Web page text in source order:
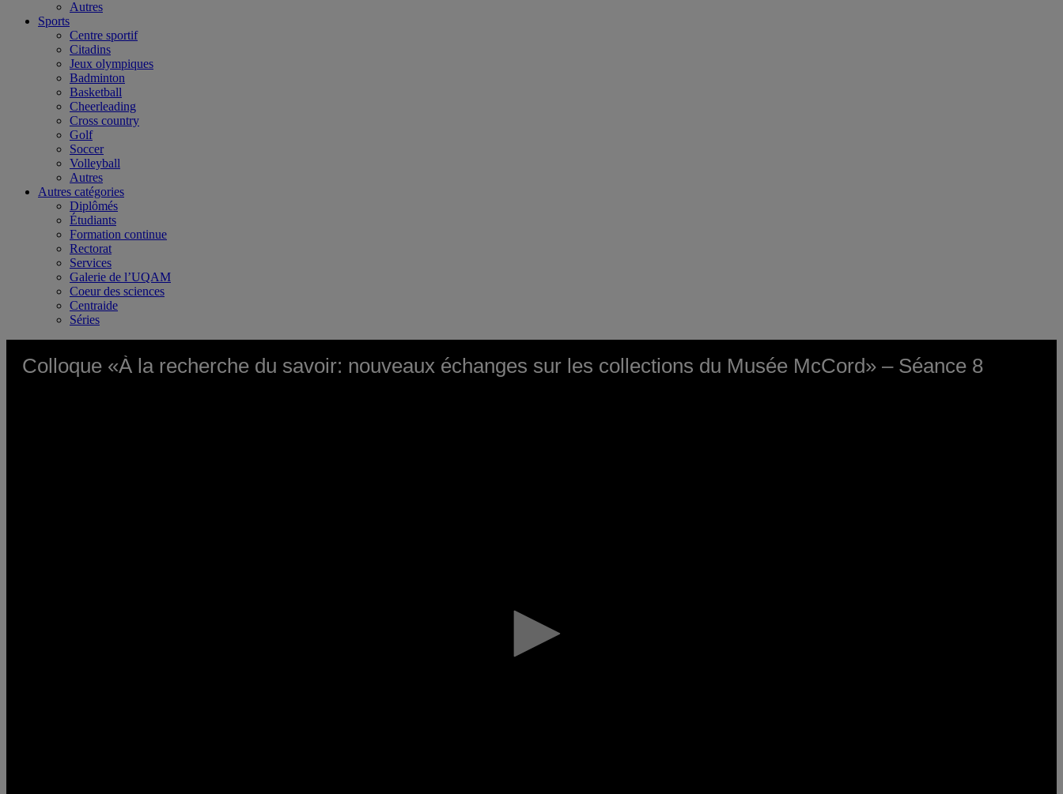
Autres
Sports
Centre sportif
Citadins
Jeux olympiques
Badminton
Basketball
Cheerleading
Cross country
Golf
Soccer
Volleyball
Autres
Autres catégories
Diplômés
Étudiants
Formation continue
Rectorat
Services
Galerie de l’UQAM
Coeur des sciences
Centraide
Séries
Colloque «À la recherche du savoir: nouveaux échanges sur les collections du Musée McCord» – Séance 8